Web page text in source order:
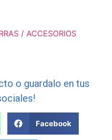
/ ACCESORIOS
o guardalo en tus
Facebook